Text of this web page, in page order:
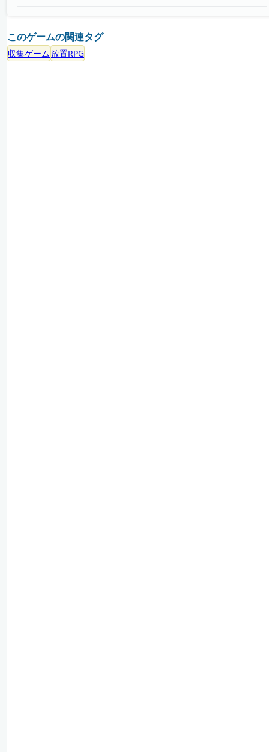
このゲームの関連タグ
収集ゲーム放置RPG